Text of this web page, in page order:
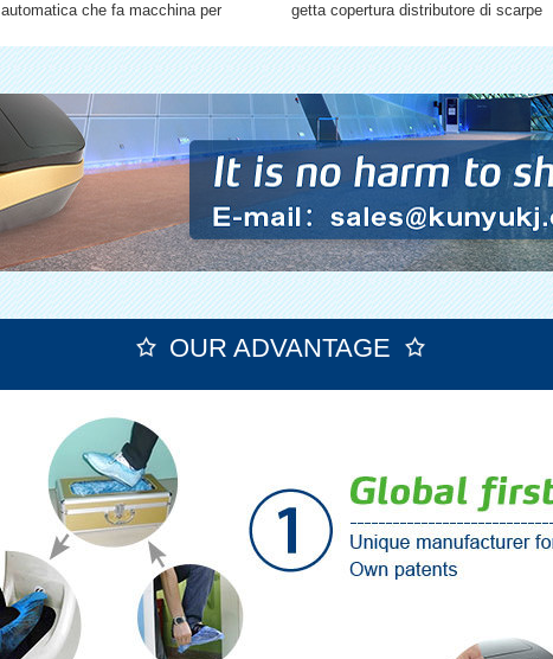
automatica che fa macchina per
getta copertura distributore di scarpe
OUR ADVANTAGE